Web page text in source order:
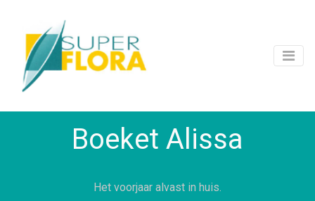
Boeket Alissa
Het voorjaar alvast in huis.